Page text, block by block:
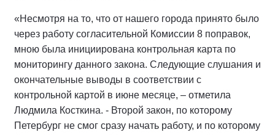
«Несмотря на то, что от нашего города принято было
через работу согласительной Комиссии 8 поправок,
мною была инициирована контрольная карта по
мониторингу данного закона. Следующие слушания и
окончательные выводы в соответствии с
контрольной картой в июне месяце, – отметила
Людмила Косткина. - Второй закон, по которому
Петербург не смог сразу начать работу, и по которому